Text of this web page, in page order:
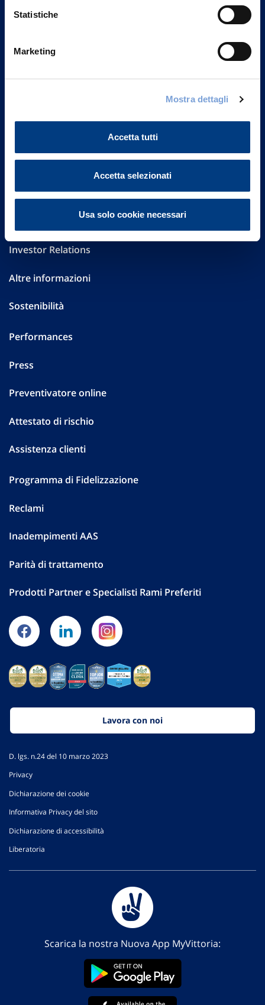
Statistiche
Marketing
Mostra dettagli
Accetta tutti
Accetta selezionati
Usa solo cookie necessari
Vittoria Assicurazioni S.p.A.
20149 Milano
Part. IVA 01329510158
FAQ
Investor Relations
Altre informazioni
Sostenibilità
Performances
Press
Preventivatore online
Attestato di rischio
Assistenza clienti
Programma di Fidelizzazione
Reclami
Inadempimenti AAS
Parità di trattamento
Prodotti Partner e Specialisti Rami Preferiti
Lavora con noi
D. lgs. n.24 del 10 marzo 2023
Privacy
Dichiarazione dei cookie
Informativa Privacy del sito
Dichiarazione di accessibilità
Liberatoria
Scarica la nostra Nuova App MyVittoria: